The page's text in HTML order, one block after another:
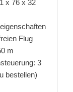
x 76 x 32
Flug
m
3
bestellen)